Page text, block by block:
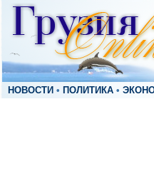
НОВОСТИ • ПОЛИТИКА •